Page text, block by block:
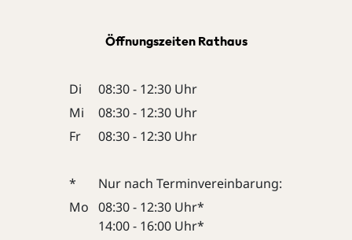
Öffnungszeiten Rathaus
Di
08:30 - 12:30 Uhr
Mi
08:30 - 12:30 Uhr
Fr
08:30 - 12:30 Uhr
*
Nur nach Terminvereinbarung:
Mo 08:30 - 12:30 Uhr*
14:00 - 16:00 Uhr*